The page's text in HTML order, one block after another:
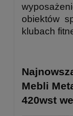
obiektów
klubach
Mebli
420wst